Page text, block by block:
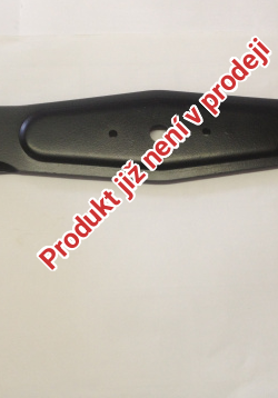
Produkt již není v prodeji